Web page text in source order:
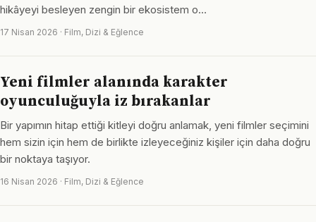
hikâyeyi besleyen zengin bir ekosistem o…
17 Nisan 2026 · Film, Dizi & Eğlence
Yeni filmler alanında karakter
oyunculuğuyla iz bırakanlar
Bir yapımın hitap ettiği kitleyi doğru anlamak, yeni filmler seçimini
hem sizin için hem de birlikte izleyeceğiniz kişiler için daha doğru
bir noktaya taşıyor.
16 Nisan 2026 · Film, Dizi & Eğlence